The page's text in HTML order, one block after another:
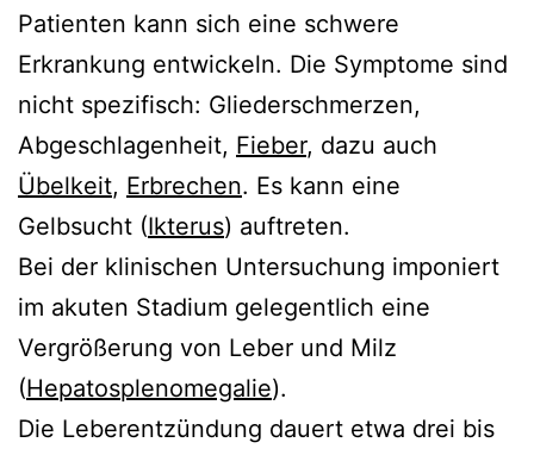
Patienten kann sich eine schwere
Erkrankung entwickeln. Die Symptome sind
nicht spezifisch: Gliederschmerzen,
Abgeschlagenheit, Fieber, dazu auch
Übelkeit, Erbrechen. Es kann eine
Gelbsucht (Ikterus) auftreten.
Bei der klinischen Untersuchung imponiert
im akuten Stadium gelegentlich eine
Vergrößerung von Leber und Milz
(Hepatosplenomegalie).
Die Leberentzündung dauert etwa drei bis